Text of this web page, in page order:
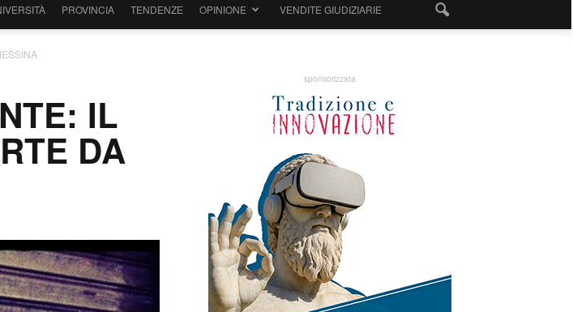
PROVINCIA TENDENZE OPINIONE VENDITE GIUDIZIARIE
IL
DA
sponsorizzata